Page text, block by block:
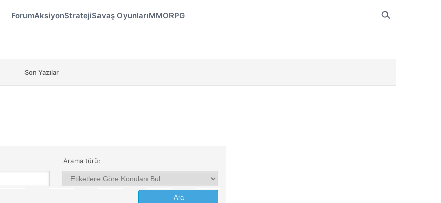
ForumAksiyonStratejiSavaş OyunlarıMMORPG
Son Yazılar
Arama türü: